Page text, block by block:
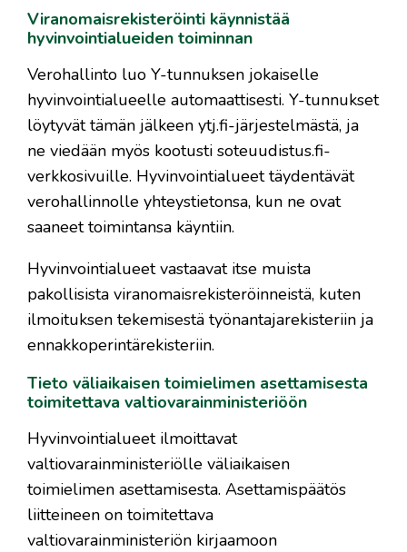
Viranomaisrekisteröinti käynnistää
hyvinvointialueiden toiminnan
Verohallinto luo Y-tunnuksen jokaiselle
hyvinvointialueelle automaattisesti. Y-tunnukset
löytyvät tämän jälkeen ytj.fi-järjestelmästä, ja
ne viedään myös kootusti soteuudistus.fi-
verkkosivuille. Hyvinvointialueet täydentävät
verohallinnolle yhteystietonsa, kun ne ovat
saaneet toimintansa käyntiin.
Hyvinvointialueet vastaavat itse muista
pakollisista viranomaisrekisteröinneistä, kuten
ilmoituksen tekemisestä työnantajarekisteriin ja
ennakkoperintärekisteriin.
Tieto väliaikaisen toimielimen asettamisesta
toimitettava valtiovarainministeriöön
Hyvinvointialueet ilmoittavat
valtiovarainministeriölle väliaikaisen
toimielimen asettamisesta. Asettamispäätös
liitteineen on toimitettava
valtiovarainministeriön kirjaamoon